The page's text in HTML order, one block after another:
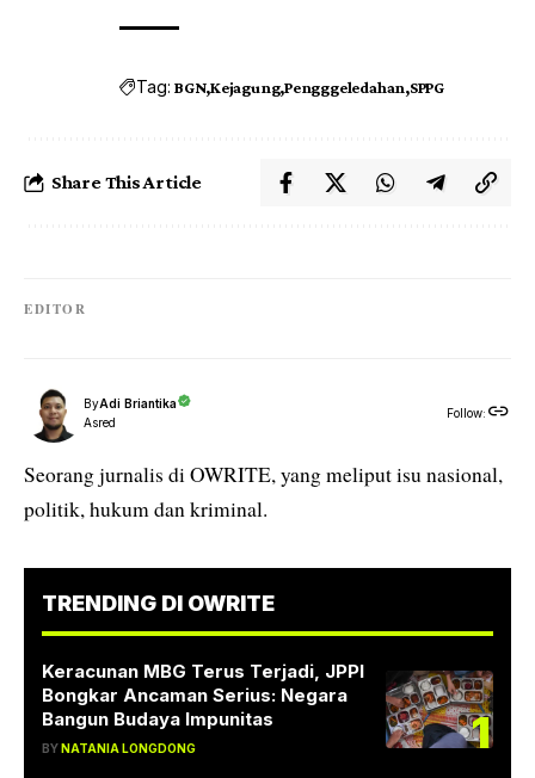
Tag: BGN Kejagung Pengggeledahan SPPG
Share This Article
EDITOR
ByAdi Briantika
Asred
Follow:
Seorang jurnalis di OWRITE, yang meliput isu nasional,
politik, hukum dan kriminal.
TRENDING DI OWRITE
Keracunan MBG Terus Terjadi, JPPI
Bongkar Ancaman Serius: Negara
Bangun Budaya Impunitas
BYNATANIA LONGDONG 1